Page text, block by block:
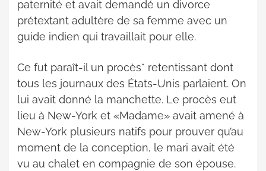
paternité et avait demandé un divorce
prétextant adultère de sa femme avec un
guide indien qui travaillait pour elle.
Ce fut paraît-il un procès* retentissant dont
tous les journaux des États-Unis parlaient. On
lui avait donné la manchette. Le procès eut
lieu à New-York et «Madame» avait amené à
New-York plusieurs natifs pour prouver qu’au
moment de la conception, le mari avait été
vu au chalet en compagnie de son épouse.